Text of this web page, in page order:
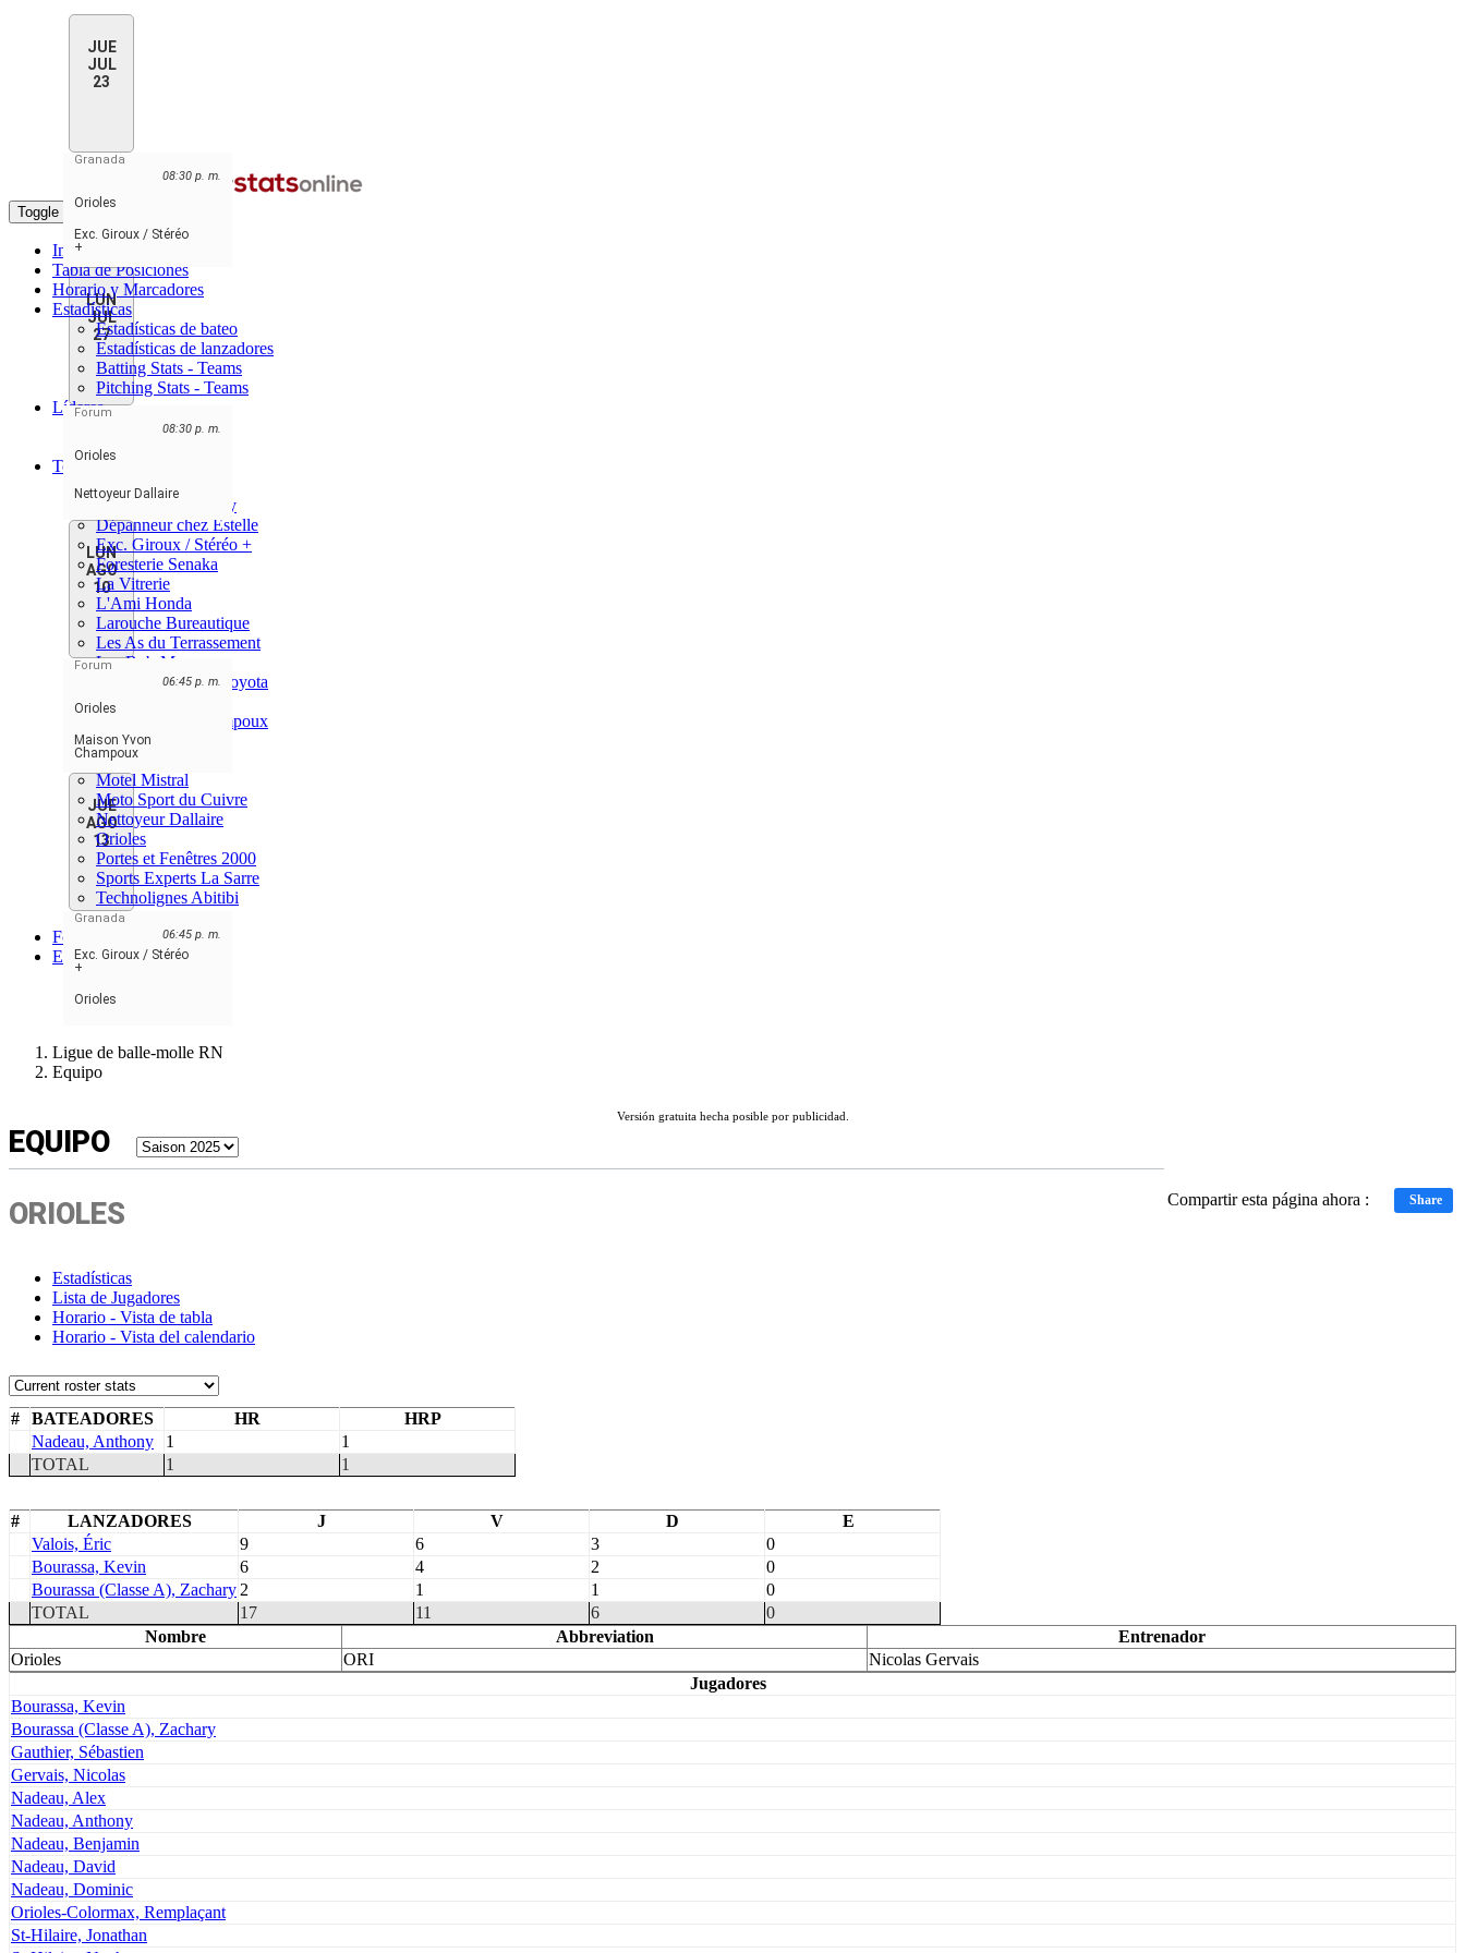
JUE
JUL
23
Granada
08:30 p. m.
Orioles
Exc. Giroux / Stéréo
+
LUN
JUL
27
Forum
08:30 p. m.
Orioles
Nettoyeur Dallaire
LUN
AGO
10
Forum
06:45 p. m.
Orioles
Maison Yvon
Champoux
JUE
AGO
13
Granada
06:45 p. m.
Exc. Giroux / Stéréo
+
Orioles
Toggle navigation
Inicio
Tabla de Posiciones
Horario y Marcadores
Estadísticas
Estadísticas de bateo
Estadísticas de lanzadores
Batting Stats - Teams
Pitching Stats - Teams
Líderes
Jugadores Líderes
Líderes de Equipo
Teams
Centre Méga
Construction Lemay
Dépanneur chez Estelle
Exc. Giroux / Stéréo +
Foresterie Senaka
La Vitrerie
L'Ami Honda
Larouche Bureautique
Les As du Terrassement
Les Bob-Moreau
Les Giants Accès Toyota
M Mecanique 360
Maison Yvon Champoux
Marché Gendron
MineOps
Motel Mistral
Moto Sport du Cuivre
Nettoyeur Dallaire
Orioles
Portes et Fenêtres 2000
Sports Experts La Sarre
Technolignes Abitibi
Titans
Foro
ES
FRANÇAIS
Ligue de balle-molle RN
Equipo
Versión gratuita hecha posible por publicidad.
EQUIPO
Compartir esta página ahora : Share
ORIOLES
Estadísticas
Lista de Jugadores
Horario - Vista de tabla
Horario - Vista del calendario
# BATEADORES HR
HRP
Nadeau, Anthony
1
1
TOTAL
1 1
# LANZADORES J V D
E
Valois, Éric
9 6 3
0
Bourassa, Kevin
6 4 2
0
Bourassa (Classe A), Zachary 2 1 1
0
TOTAL
17 11 6
0
Nombre
Abbreviation
Entrenador
Orioles
ORI
Nicolas Gervais
Jugadores
Bourassa, Kevin
Bourassa (Classe A), Zachary
Gauthier, Sébastien
Gervais, Nicolas
Nadeau, Alex
Nadeau, Anthony
Nadeau, Benjamin
Nadeau, David
Nadeau, Dominic
Orioles-Colormax, Remplaçant
St-Hilaire, Jonathan